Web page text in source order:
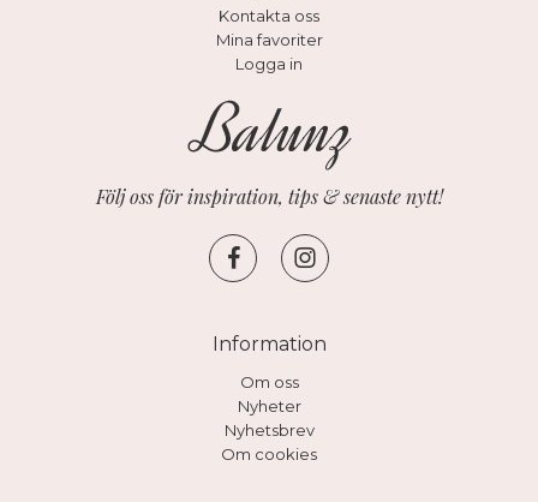
Kontakta oss
Mina favoriter
Logga in
Följ oss för inspiration, tips & senaste nytt!
Information
Om oss
Nyheter
Nyhetsbrev
Om cookies